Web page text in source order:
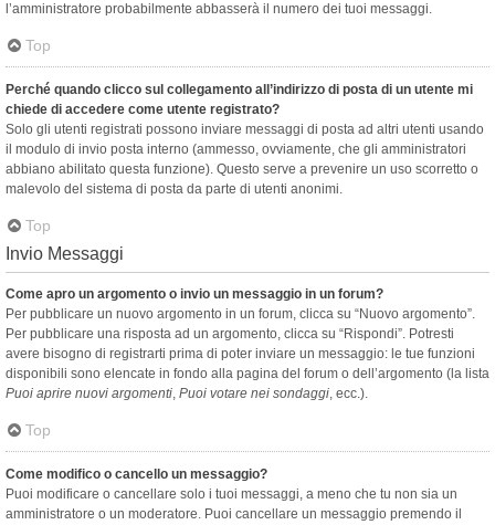
l’amministratore probabilmente abbasserà il numero dei tuoi messaggi.
Top
Perché quando clicco sul collegamento all’indirizzo di posta di un utente mi
chiede di accedere come utente registrato?
Solo gli utenti registrati possono inviare messaggi di posta ad altri utenti usando
il modulo di invio posta interno (ammesso, ovviamente, che gli amministratori
abbiano abilitato questa funzione). Questo serve a prevenire un uso scorretto o
malevolo del sistema di posta da parte di utenti anonimi.
Top
Invio Messaggi
Come apro un argomento o invio un messaggio in un forum?
Per pubblicare un nuovo argomento in un forum, clicca su “Nuovo argomento”.
Per pubblicare una risposta ad un argomento, clicca su “Rispondi”. Potresti
avere bisogno di registrarti prima di poter inviare un messaggio: le tue funzioni
disponibili sono elencate in fondo alla pagina del forum o dell’argomento (la lista
Puoi aprire nuovi argomenti, Puoi votare nei sondaggi, ecc.).
Top
Come modifico o cancello un messaggio?
Puoi modificare o cancellare solo i tuoi messaggi, a meno che tu non sia un
amministratore o un moderatore. Puoi cancellare un messaggio premendo il